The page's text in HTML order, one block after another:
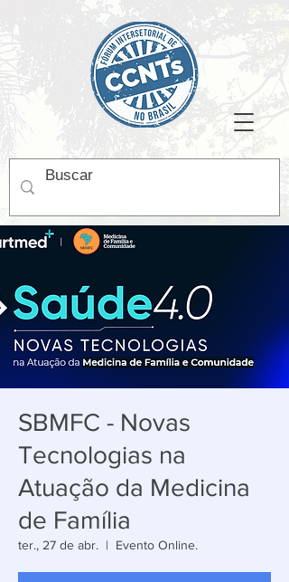
SBMFC - Novas
Tecnologias na
Atuação da Medicina
de Família
ter., 27 de abr.
  |
Evento Online.